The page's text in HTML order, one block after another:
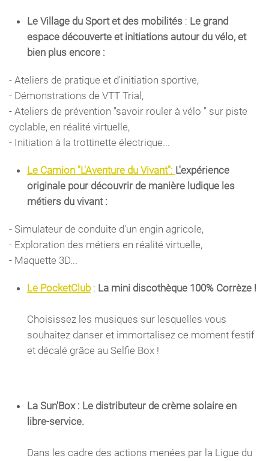
Le Village du Sport et des mobilités : Le grand
espace découverte et initiations autour du vélo, et
bien plus encore :
- Ateliers de pratique et d'initiation sportive,
- Démonstrations de VTT Trial,
- Ateliers de prévention "savoir rouler à vélo " sur piste
cyclable, en réalité virtuelle,
- Initiation à la trottinette électrique...
Le Camion "L'Aventure du Vivant": L'expérience
originale pour découvrir de manière ludique les
métiers du vivant :
- Simulateur de conduite d'un engin agricole,
- Exploration des métiers en réalité virtuelle,
- Maquette 3D...
Le PocketClub: La mini discothèque 100% Corrèze !
Choisissez les musiques sur lesquelles vous
souhaitez danser et immortalisez ce moment festif
et décalé grâce au Selfie Box !
La Sun'Box : Le distributeur de crème solaire en
libre-service.
Dans les cadre des actions menées par la Ligue du